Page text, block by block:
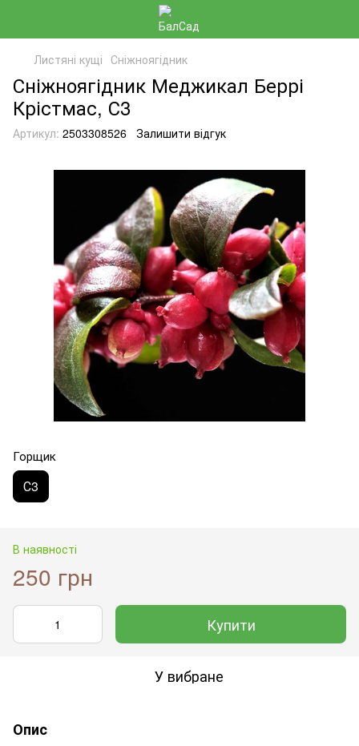
Листяні кущі Сніжноягідник
Сніжноягідник Меджикал Беррі
Крістмас, С3
Артикул: 2503308526 Залишити відгук
Горщик
С3
В наявності
250 грн
Купити
У вибране
Опис